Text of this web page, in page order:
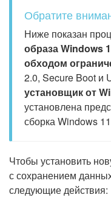
Обратите
Ниже показан
образа Windows
обходом
2.0, Secure Boot и
установщик от
установлена
сборка Windows
Чтобы установить
с сохранением
следующие действия: